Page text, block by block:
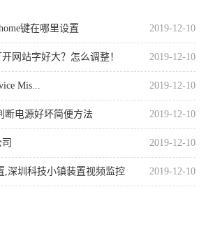
2019-12-10
键在哪里设置
2019-12-10
网站字好大？怎么调整！
2019-12-10
Mis...
2019-12-10
断电源好坏简便方法
2019-12-10
2019-12-10
,深圳科技小镇装置视频监控